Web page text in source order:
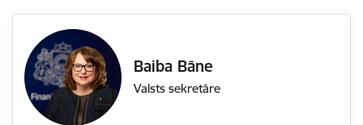
Baiba Bāne
Valsts sekretāre